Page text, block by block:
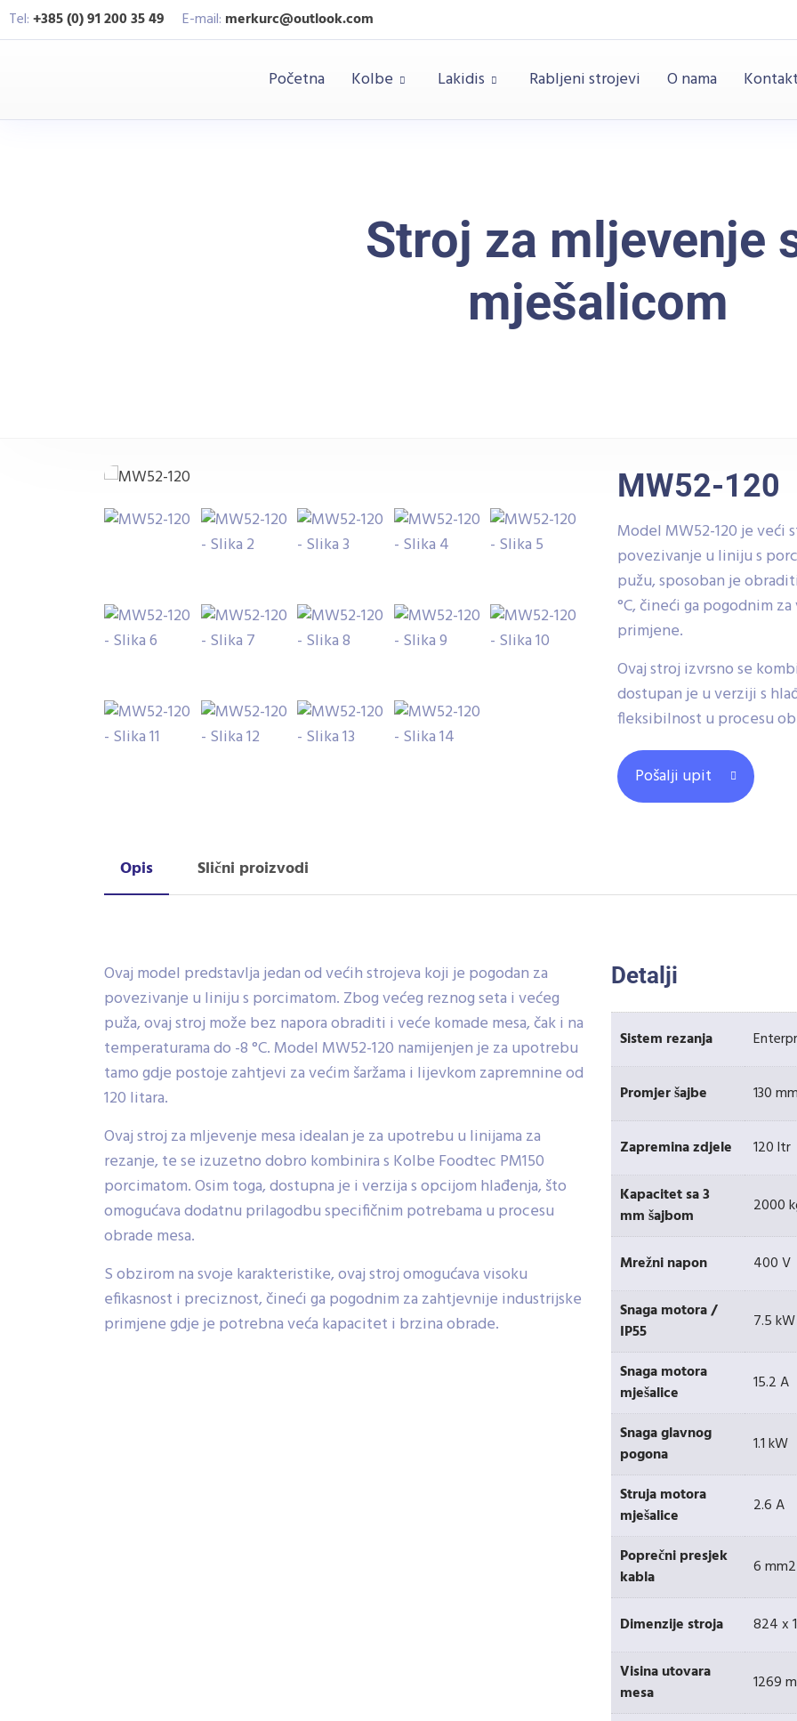
Tel:+385 (0) 91 200 35 49 E-mail: merkurc@outlook.com
Početna Kolbe Lakidis Rabljeni strojevi O nama
Stroj za mljevenje
mješalicom
MW52-120
Model MW52-120 je veći
povezivanje u liniju s
pužu, sposoban je
°C, čineći ga pogodnim
primjene.
Ovaj stroj izvrsno se
dostupan je u verziji s
fleksibilnost u procesu
Pošalji upit
Opis Slični proizvodi
Ovaj model predstavlja jedan od većih strojeva koji je pogodan za
povezivanje u liniju s porcimatom. Zbog većeg reznog seta i većeg
puža, ovaj stroj može bez napora obraditi i veće komade mesa, čak i na
temperaturama do -8 °C. Model MW52-120 namijenjen je za upotrebu
tamo gdje postoje zahtjevi za većim šaržama i lijevkom zapremnine od
120 litara.
Ovaj stroj za mljevenje mesa idealan je za upotrebu u linijama za
rezanje, te se izuzetno dobro kombinira s Kolbe Foodtec PM150
porcimatom. Osim toga, dostupna je i verzija s opcijom hlađenja, što
omogućava dodatnu prilagodbu specifičnim potrebama u procesu
obrade mesa.
S obzirom na svoje karakteristike, ovaj stroj omogućava visoku
efikasnost i preciznost, čineći ga pogodnim za zahtjevnije industrijske
primjene gdje je potrebna veća kapacitet i brzina obrade.
Detalji
Sistem rezanja
Promjer šajbe 130
Zapremina zdjele 120 ltr
Kapacitet sa 3
mm šajbom
2000
Mrežni napon 400 V
Snaga motora /
IP55
7.5 kW
Snaga motora
mješalice
15.2 A
Snaga glavnog
pogona
1.1 kW
Struja motora
mješalice
2.6 A
Poprečni presjek
kabla
6 mm2
Dimenzije stroja 824 x
Visina utovara
mesa
1269